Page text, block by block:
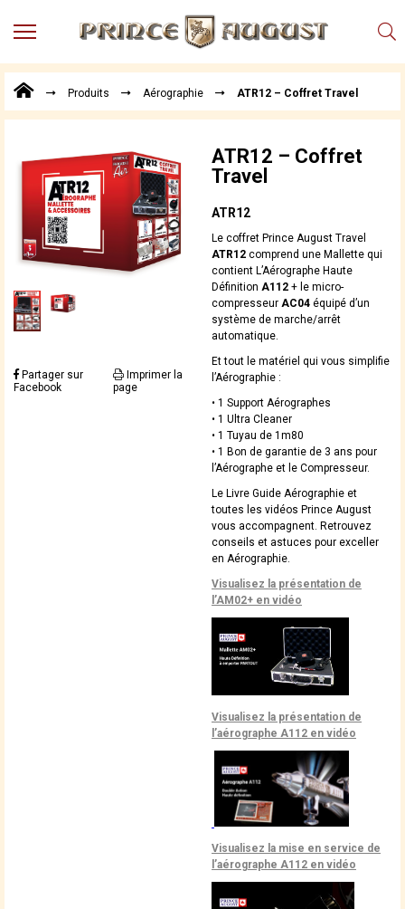
MENU
Points
de
Conseil
Actualités
Téléchargements
Techniques,
trucs et
Vidéos
Produits Aérographie ATR12 – Coffret Travel
Partager sur
Facebook
Imprimer la
page
ATR12 – Coffret
Travel
ATR12
Le coffret Prince August Travel
ATR12 comprend une Mallette qui
contient L’Aérographe Haute
Définition A112 + le micro-
compresseur AC04 équipé d’un
système de marche/arrêt
automatique.
Et tout le matériel qui vous simplifie
l’Aérographie :
• 1 Support Aérographes
• 1 Ultra Cleaner
• 1 Tuyau de 1m80
• 1 Bon de garantie de 3 ans pour
l’Aérographe et le Compresseur.
Le Livre Guide Aérographie et
toutes les vidéos Prince August
vous accompagnent. Retrouvez
conseils et astuces pour exceller
en Aérographie.
Visualisez la présentation de
l’AM02+ en vidéo
Visualisez la présentation de
l’aérographe A112 en vidéo
Visualisez la mise en service de
l’aérographe A112 en vidéo